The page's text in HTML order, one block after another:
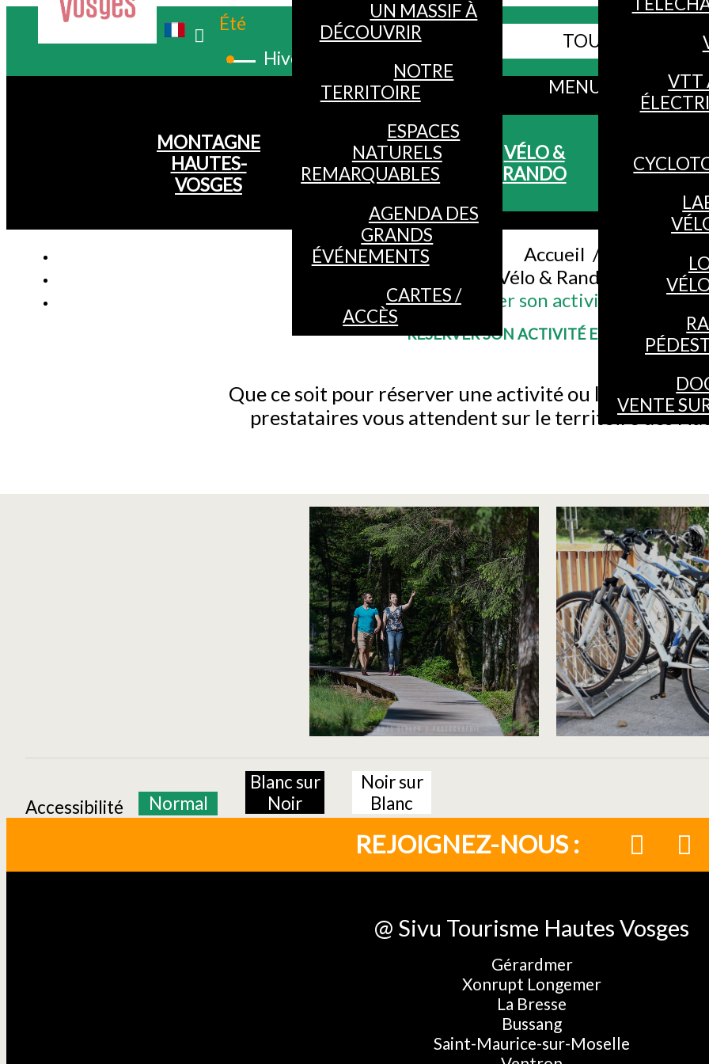
Été
Hiver
Webcams TOUS LES SITES
MENU
MONTAGNE
HAUTES-
VOSGES
UN MASSIF À
DÉCOUVRIR
NOTRE
TERRITOIRE
ESPACES
NATURELS
REMARQUABLES
AGENDA DES
GRANDS
ÉVÉNEMENTS
CARTES /
ACCÈS
VÉLO &
RANDO
VTT
VENTE
Accueil /
Vélo & Rando
Réserver son activité en ligne
RÉSERVER SON ACTIVITÉ EN LIGNE
Que ce soit pour réserver une activité ou louer un
prestataires vous attendent sur le territoire des
Accessibilité Normal
Blanc sur
Noir
Noir sur
Blanc
REJOIGNEZ-NOUS :
@ Sivu Tourisme Hautes Vosges
Gérardmer
Xonrupt Longemer
La Bresse
Bussang
Saint-Maurice-sur-Moselle